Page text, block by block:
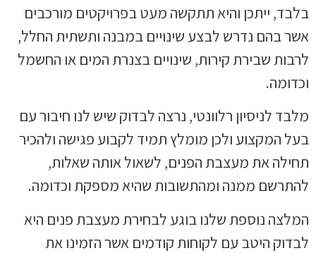
בלבד, ייתכן והיא תתקשה מעט בפרויקטים מורכבים
אשר בהם נדרש לבצע שינויים במבנה ותשתית החלל,
לרבות שבירת קירות, שינויים בצנרת המים או החשמל
וכדומה.
מלבד לניסיון רלוונטי, נרצה לבדוק שיש לנו חיבור עם
בעל המקצוע ולכן מומלץ תמיד לקבוע פגישה ולהכיר
תחילה את מעצבת הפנים, לשאול אותה שאלות,
להתרשם ממנה ומהתשובות שהיא מספקת וכדומה.
המלצה נוספת שלנו בוגע לבחירת מעצבת פנים היא
לבדוק היטב עם לקוחות קודמים אשר הזמינו את